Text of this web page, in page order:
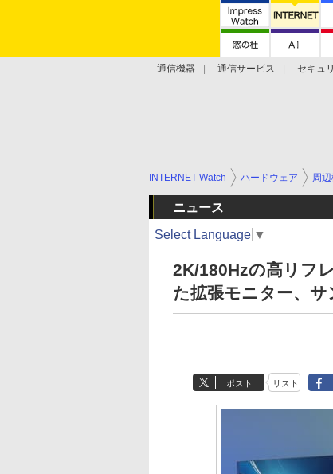
通信機器 通信サービス セキュ
INTERNET Watch ハードウェア 周
ニュース
Select Language ▼
2K/180Hzの高リフ
た拡張モニター、
ポスト リスト